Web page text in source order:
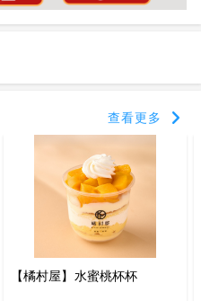
查看更多
【橘村屋】水蜜桃杯杯